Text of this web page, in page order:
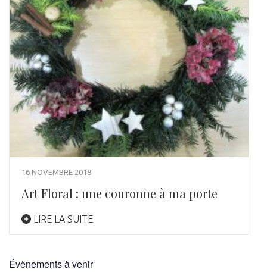
16 NOVEMBRE 2018
Art Floral : une couronne à ma porte
LIRE LA SUITE
Évènements à venir